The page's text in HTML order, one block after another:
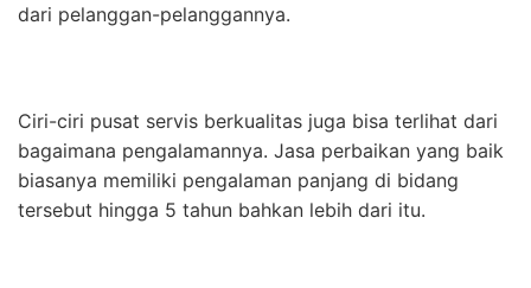
dari pelanggan-pelanggannya.
Ciri-ciri pusat servis berkualitas juga bisa terlihat dari
bagaimana pengalamannya. Jasa perbaikan yang baik
biasanya memiliki pengalaman panjang di bidang
tersebut hingga 5 tahun bahkan lebih dari itu.